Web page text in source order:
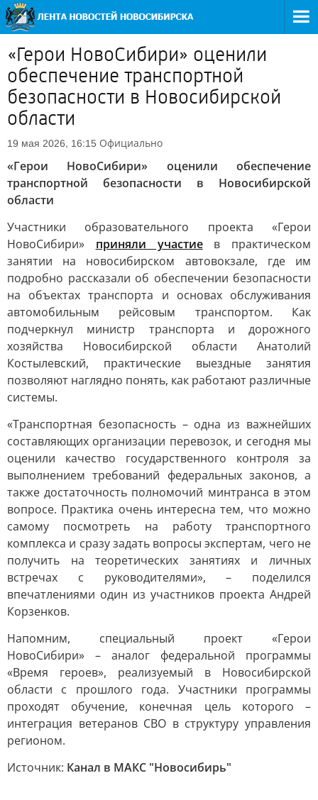
«Герои НовоСибири» оценили
обеспечение транспортной
безопасности в Новосибирской
области
19 мая 2026, 16:15 Официально
«Герои НовоСибири» оценили обеспечение
транспортной безопасности в Новосибирской
области
Участники образовательного проекта «Герои
НовоСибири» приняли участиев практическом
занятии на новосибирском автовокзале, где им
подробно рассказали об обеспечении безопасности
на объектах транспорта и основах обслуживания
автомобильным рейсовым транспортом. Как
подчеркнул министр транспорта и дорожного
хозяйства Новосибирской области Анатолий
Костылевский, практические выездные занятия
позволяют наглядно понять, как работают различные
системы.
«Транспортная безопасность – одна из важнейших
составляющих организации перевозок, и сегодня мы
оценили качество государственного контроля за
выполнением требований федеральных законов, а
также достаточность полномочий минтранса в этом
вопросе. Практика очень интересна тем, что можно
самому посмотреть на работу транспортного
комплекса и сразу задать вопросы экспертам, чего не
получить на теоретических занятиях и личных
встречах с руководителями», – поделился
впечатлениями один из участников проекта Андрей
Корзенков.
Напомним, специальный проект «Герои
НовоСибири» – аналог федеральной программы
«Время героев», реализуемый в Новосибирской
области с прошлого года. Участники программы
проходят обучение, конечная цель которого –
интеграция ветеранов СВО в структуру управления
регионом.
Источник: Канал в МАКС "Новосибирь"